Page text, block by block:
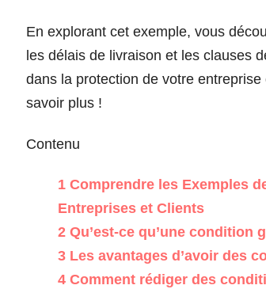
En explorant cet exemple, vous
les délais de livraison et les clauses
dans la protection de votre
savoir plus !
Contenu
1 Comprendre les Exemples
Entreprises et Clients
2 Qu’est-ce qu’une condition
3 Les avantages d’avoir des
4 Comment rédiger des